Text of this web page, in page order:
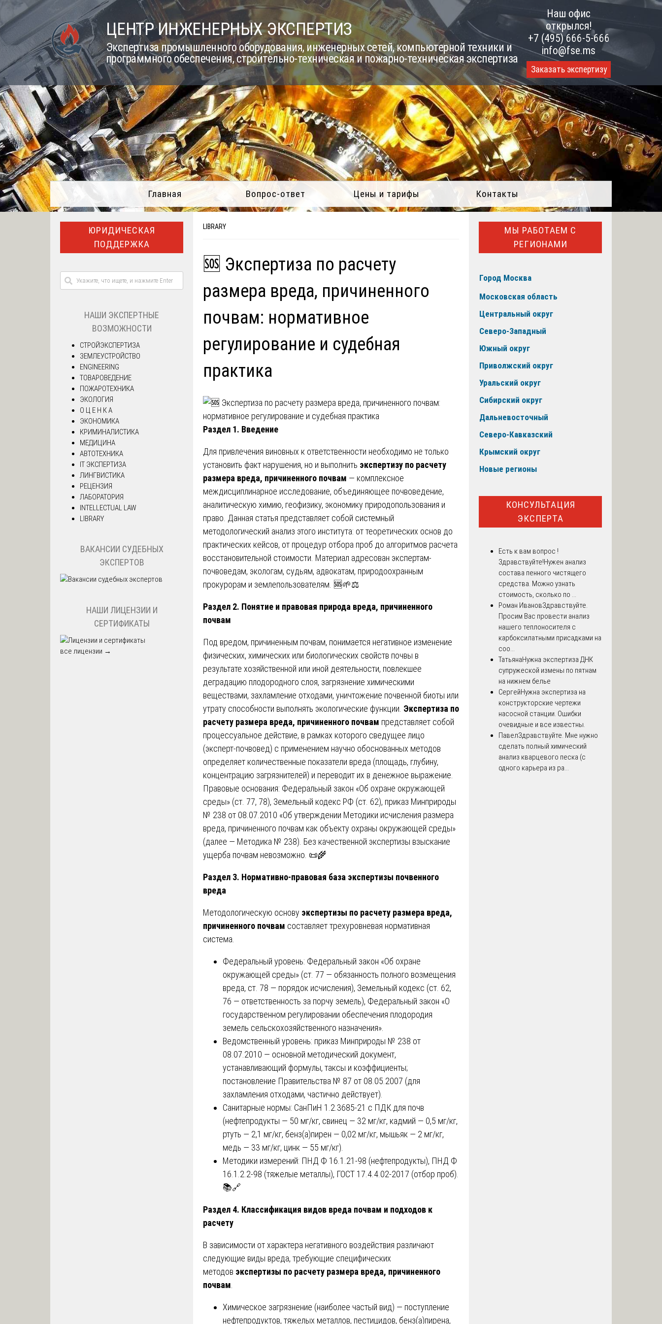
Skip
to
content
ЦЕНТР ИНЖЕНЕРНЫХ ЭКСПЕРТИЗ
Экспертиза промышленного оборудования, инженерных сетей, компьютерной техники и
программного обеспечения, строительно-техническая и пожарно-техническая экспертиза
Наш офис
открылся!
+7 (495) 666-5-666
info@fse.ms
Заказать экспертизу
Главная Вопрос-ответ Цены и тарифы Контакты
LIBRARY
🆘 Экспертиза по расчету
размера вреда, причиненного
почвам: нормативное
регулирование и судебная
практика
Раздел 1. Введение
Для привлечения виновных к ответственности необходимо не только
установить факт нарушения, но и выполнить экспертизу по расчету
размера вреда, причиненного почвам — комплексное
междисциплинарное исследование, объединяющее почвоведение,
аналитическую химию, геофизику, экономику природопользования и
право. Данная статья представляет собой системный
методологический анализ этого института: от теоретических основ до
практических кейсов, от процедур отбора проб до алгоритмов расчета
восстановительной стоимости. Материал адресован экспертам-
почвоведам, экологам, судьям, адвокатам, природоохранным
прокурорам и землепользователям. 🆘🌱⚖️
Раздел 2. Понятие и правовая природа вреда, причиненного
почвам
Под вредом, причиненным почвам, понимается негативное изменение
физических, химических или биологических свойств почвы в
результате хозяйственной или иной деятельности, повлекшее
деградацию плодородного слоя, загрязнение химическими
веществами, захламление отходами, уничтожение почвенной биоты или
утрату способности выполнять экологические функции. Экспертиза по
расчету размера вреда, причиненного почвам представляет собой
процессуальное действие, в рамках которого сведущее лицо
(эксперт-почвовед) с применением научно обоснованных методов
определяет количественные показатели вреда (площадь, глубину,
концентрацию загрязнителей) и переводит их в денежное выражение.
Правовые основания: Федеральный закон «Об охране окружающей
среды» (ст. 77, 78), Земельный кодекс РФ (ст. 62), приказ Минприроды
№ 238 от 08.07.2010 «Об утверждении Методики исчисления размера
вреда, причиненного почвам как объекту охраны окружающей среды»
(далее — Методика № 238). Без качественной экспертизы взыскание
ущерба почвам невозможно. 📜🌾
Раздел 3. Нормативно-правовая база экспертизы почвенного
вреда
Методологическую основу экспертизы по расчету размера вреда,
причиненного почвам составляет трехуровневая нормативная
система.
Федеральный уровень: Федеральный закон «Об охране
окружающей среды» (ст. 77 — обязанность полного возмещения
вреда, ст. 78 — порядок исчисления), Земельный кодекс (ст. 62,
76 — ответственность за порчу земель), Федеральный закон «О
государственном регулировании обеспечения плодородия
земель сельскохозяйственного назначения».
Ведомственный уровень: приказ Минприроды № 238 от
08.07.2010 — основной методический документ,
устанавливающий формулы, таксы и коэффициенты;
постановление Правительства № 87 от 08.05.2007 (для
захламления отходами, частично действует).
Санитарные нормы: СанПиН 1.2.3685-21 с ПДК для почв
(нефтепродукты — 50 мг/кг, свинец — 32 мг/кг, кадмий — 0,5 мг/кг,
ртуть — 2,1 мг/кг, бенз(а)пирен — 0,02 мг/кг, мышьяк — 2 мг/кг,
медь — 33 мг/кг, цинк — 55 мг/кг).
Методики измерений: ПНД Ф 16.1.21-98 (нефтепродукты), ПНД Ф
16.1.2.2-98 (тяжелые металлы), ГОСТ 17.4.4.02-2017 (отбор проб).
📚🔗
Раздел 4. Классификация видов вреда почвам и подходов к
расчету
В зависимости от характера негативного воздействия различают
следующие виды вреда, требующие специфических
методов экспертизы по расчету размера вреда, причиненного
почвам
Химическое загрязнение (наиболее частый вид) — поступление
нефтепродуктов, тяжелых металлов, пестицидов, бенз(а)пирена,
ЮРИДИЧЕСКАЯ
ПОДДЕРЖКА
НАШИ ЭКСПЕРТНЫЕ
ВОЗМОЖНОСТИ
СТРОЙЭКСПЕРТИЗА
ЗЕМЛЕУСТРОЙСТВО
ENGINEERING
ТОВАРОВЕДЕНИЕ
ПОЖАРОТЕХНИКА
ЭКОЛОГИЯ
О Ц Е Н К А
ЭКОНОМИКА
КРИМИНАЛИСТИКА
МЕДИЦИНА
АВТОТЕХНИКА
IT ЭКСПЕРТИЗА
ЛИНГВИСТИКА
РЕЦЕНЗИЯ
ЛАБОРАТОРИЯ
INTELLECTUAL LAW
LIBRARY
ВАКАНСИИ СУДЕБНЫХ
ЭКСПЕРТОВ
НАШИ ЛИЦЕНЗИИ И
СЕРТИФИКАТЫ
все лицензии →
МЫ РАБОТАЕМ С
РЕГИОНАМИ
Город Москва
Московская область
Центральный округ
Северо-Западный
Южный округ
Приволжский округ
Уральский округ
Сибирский округ
Дальневосточный
Северо-Кавказский
Крымский округ
Новые регионы
КОНСУЛЬТАЦИЯ
ЭКСПЕРТА
Есть к вам вопрос !
Здравствуйте!Нужен анализ
состава пенного чистящего
средства. Можно узнать
стоимость, сколько по ...
Роман ИвановЗдравствуйте.
Просим Вас провести анализ
нашего теплоносителя с
карбоксилатными присадками на
соо...
ТатьянаНужна экспертиза ДНК
супружеской измены по пятнам
на нижнем белье
СергейНужна экспертиза на
конструкторские чертежи
насосной станции. Ошибки
очевидные и все известны.
ПавелЗдравствуйте. Мне нужно
сделать полный химический
анализ кварцевого песка (с
одного карьера из ра...